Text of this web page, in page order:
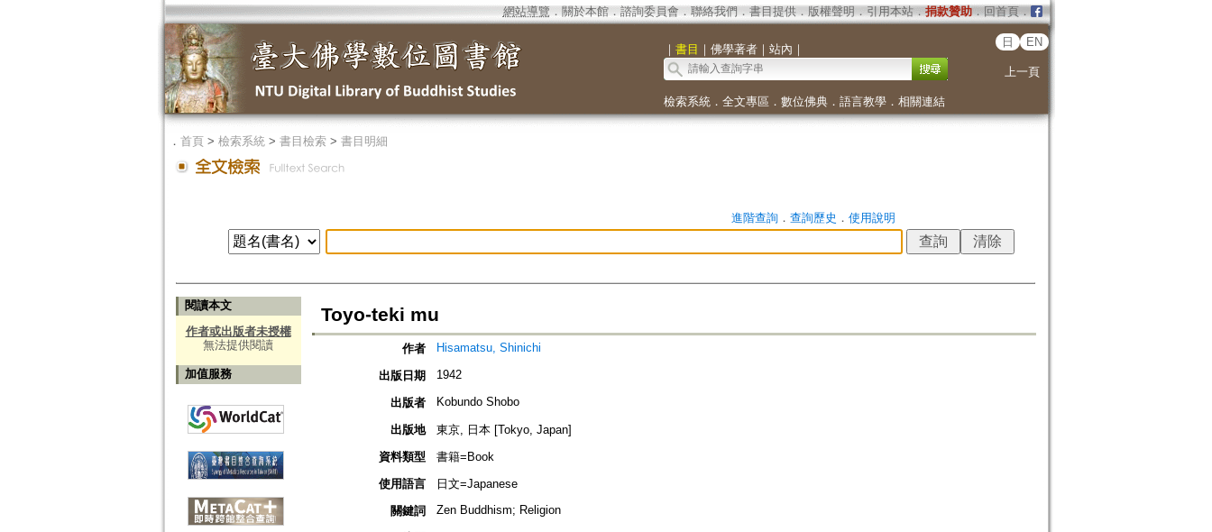
網站導覽 ． 關於本館． 諮詢委員會． 聯絡我們 ． 書目提供． 版權聲明 ． 引用本站． 捐款贊助．回首頁．
｜ 書目 ｜ 佛學著者｜ 站內 ｜
日 EN
上一頁
檢索系統． 全文專區 ． 數位佛典． 語言教學． 相關連結
． 首頁> 檢索系統> 書目檢索> 書目明細
進階查詢． 查詢歷史 ． 使用說明
閱讀本文
作者或出版者未授權
無法提供閱讀
加值服務
Toyo-teki mu
作者 Hisamatsu, Shinichi
出版日期 1942
出版者 Kobundo Shobo
出版地
東京, 日本 [Tokyo, Japan]
資料類型
書籍=Book
使用語言
日文=Japanese
關鍵詞
Zen Buddhism; Religion